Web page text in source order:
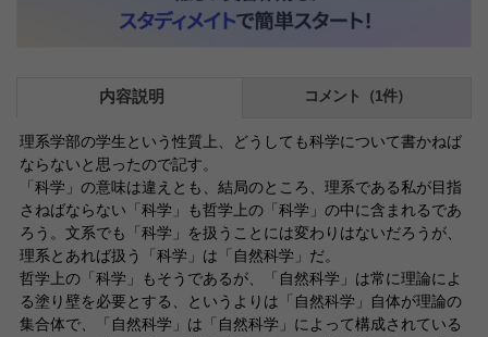
内容説明 コメント（1件）
理系学部の学生という性質上、どうしても科学について書かねば
ならないと思ったので記す。
「科学」の意味は違えとも、結局のところ、理系である私が目指
さねばならない「科学」も哲学上の「科学」の中に含まれるであ
ろう。文系でも「科学」を扱うことには変わりはないだろうが、
理系とあれば扱う「科学」は「自然科学」だ。
哲学上の「科学」もそうであるが、「自然科学」は常に理論によ
る塗り壁を必要とする、というよりは「自然科学」自体が理論の
集合体で、「自然科学」は「自然科学」によって構成されている